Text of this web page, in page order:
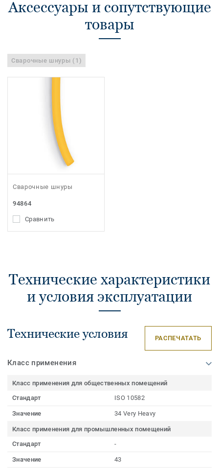
Аксессуары и сопутствующие
товары
Сварочные шнуры (1)
Сварочные шнуры
94864
Сравнить
Технические характеристики
и условия эксплуатации
Технические условия РАСПЕЧАТАТЬ
Класс применения
Класс применения для общественных помещений
Стандарт
ISO 10582
Значение 34 Very Heavy
Класс применения для промышленных помещений
Стандарт
-
Значение 43